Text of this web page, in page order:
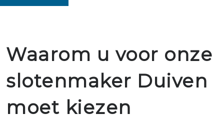
Waarom u voor onze
slotenmaker Duiven
moet kiezen